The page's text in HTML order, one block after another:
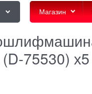
Магазин
75530)